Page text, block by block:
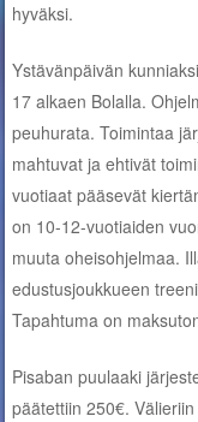
hyväksi.
Ystävänpäivän
17 alkaen Bolalla.
peuhurata. Toimintaa
mahtuvat ja ehtivät
vuotiaat pääsevät
on 10-12-vuotiaiden
muuta oheisohjelmaa.
edustusjoukkueen
Tapahtuma on
Pisaban puulaaki
päätettiin 250€.